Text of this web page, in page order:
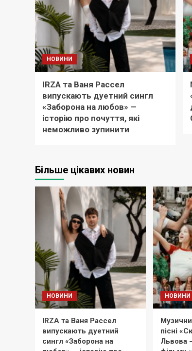
НОВИНИ
IRZA та Ваня Рассел
випускають дуетний сингл
«Заборона на любов» —
історію про почуття, які
неможливо зупинити
Більше цікавих новин
НОВИНИ
IRZA та Ваня Рассел
випускають дуетний
сингл «Заборона на
НОВИНИ
пісні
Львова